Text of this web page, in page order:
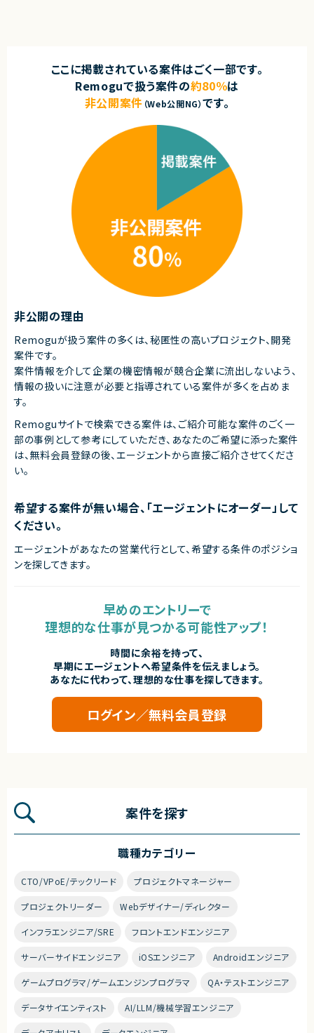
・生成AIに関する研修への講師としての登壇経験
・今までやったことが無い領域に関しても進んで挑戦しようとする姿勢
・教材（スライド）作成の経験
・Microsoft 365 Copilotの利用経験もしくはMicrosoft 365 Copilot Age
・生成AIの最新情報を自分から追いかけ、キャッチアップしようとする意欲
・生成AIの活用経験（ChatGPT、Claude、Gemini等でAIネイティブにビジネ
ス側の仕事をされている（開発経験は問いません））
・Copilot Studio利用経験
・動画生成AIツールの利用経験
・教材・研修資料を動画へ変換するなどといった経験があるとさらに◎
・RAG構築ハンズオン研修を教えられる力
・Pythonでの開発経験
・LangChainでの開発経験
契約形態
業務委託(準委任契約)
契約元
株式会社LASSIC
エージェントから
◎生成AIという成長領域で実務経験を積むことができ、最新トレンドに常に
触れられる環境です！
◎研修コンテンツ制作を通じて、アウトプット力・構造化力・教育設計スキル
を伸ばせます！
◎講師経験を活かしながら、より体系的な教育コンテンツ開発にチャレンジ
できます！
ここに掲載されている案件はごく一部です。
Remoguで扱う案件の約80％は
非公開案件 （Web公開NG）です。
非公開の理由
Remoguが扱う案件の多くは、秘匿性の高いプロジェクト、開発
案件です。
案件情報を介して企業の機密情報が競合企業に流出しないよう、
情報の扱いに注意が必要と指導されている案件が多くを占めま
す。
Remoguサイトで検索できる案件は、ご紹介可能な案件のごく一
部の事例として参考にしていただき、 あなたのご希望に添った案件
は、無料会員登録の後、エージェントから直接ご紹介させてくださ
い。
希望する案件が無い場合、「エージェントにオーダー」して
ください。
エージェントがあなたの営業代行として、希望する条件のポジショ
ンを探してきます。
早めのエントリーで
理想的な仕事が見つかる可能性アップ！
時間に余裕を持って、
早期にエージェントへ希望条件を伝えましょう。
あなたに代わって、理想的な仕事を探してきます。
ログイン／無料会員登録
案件を探す
職種カテゴリー
CTO/VPoE/テックリード プロジェクトマネージャー
プロジェクトリーダー Webデザイナー/ディレクター
インフラエンジニア/SRE フロントエンドエンジニア
サーバーサイドエンジニア iOSエンジニア Androidエンジニア
ゲームプログラマ/ゲームエンジンプログラマ QA・テストエンジニア
データサイエンティスト AI/LLM/機械学習エンジニア